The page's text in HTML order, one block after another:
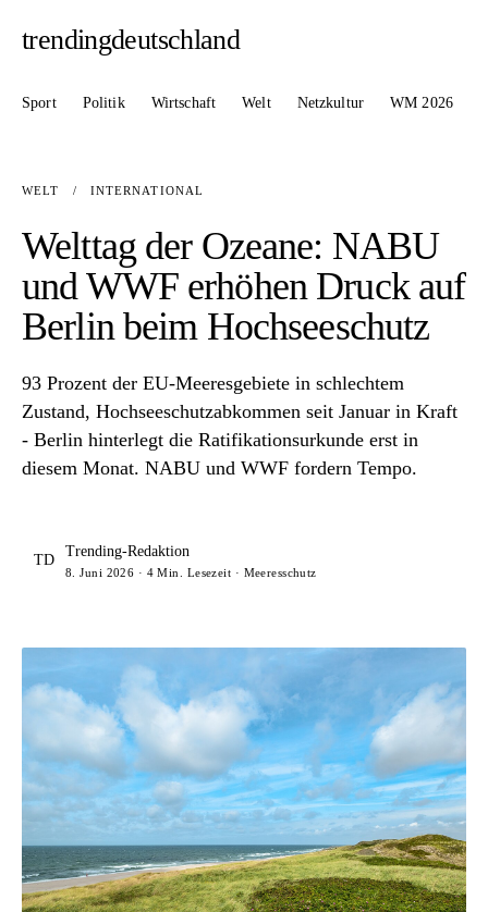
trendingdeutschland
Sport Politik Wirtschaft Welt Netzkultur WM 2026
WELT / INTERNATIONAL
Welttag der Ozeane: NABU
und WWF erhöhen Druck auf
Berlin beim Hochseeschutz
93 Prozent der EU-Meeresgebiete in schlechtem
Zustand, Hochseeschutzabkommen seit Januar in Kraft
- Berlin hinterlegt die Ratifikationsurkunde erst in
diesem Monat. NABU und WWF fordern Tempo.
TD
Trending-Redaktion
8. Juni 2026 · 4 Min. Lesezeit · Meeresschutz